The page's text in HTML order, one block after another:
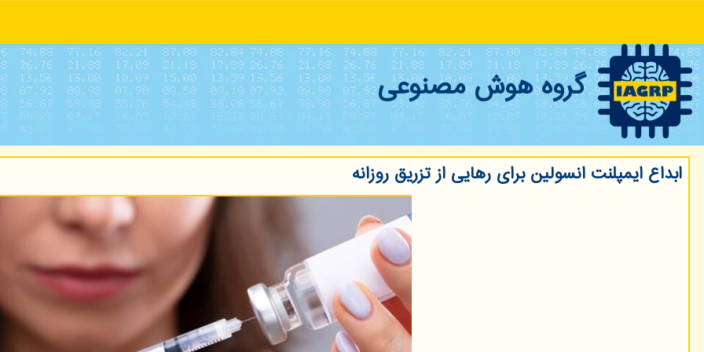
گروه هوش مصنوعی
ابداع ایمپلنت انسولین برای رهایی از تزریق روزانه